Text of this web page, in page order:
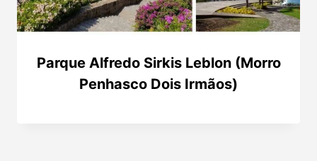
Parque Alfredo Sirkis Leblon (Morro
Penhasco Dois Irmãos)